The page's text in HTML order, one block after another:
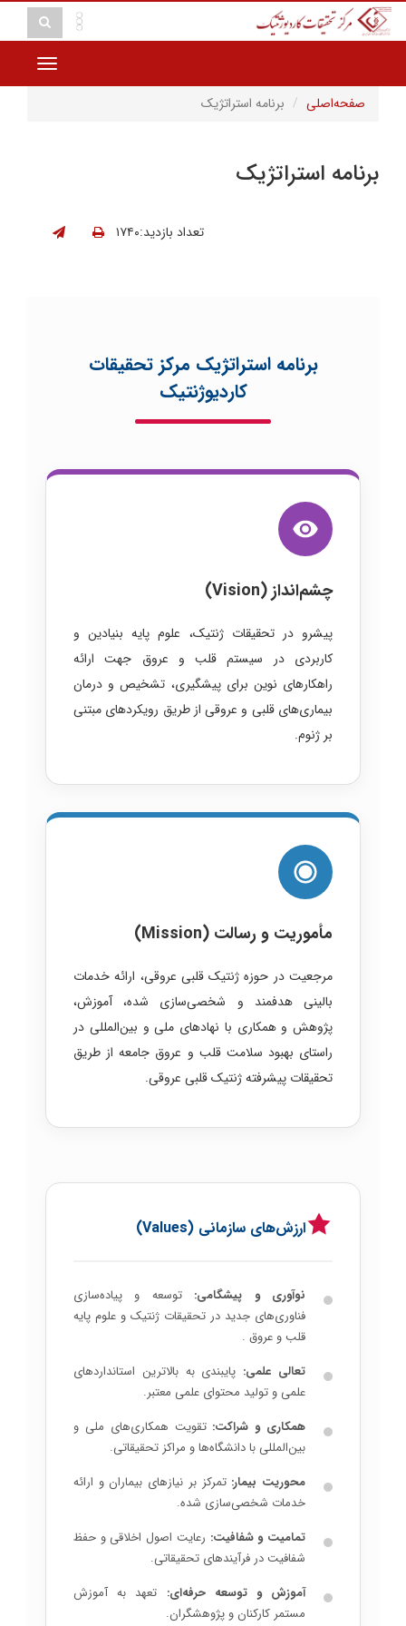
Toggle
صفحه‌اصلی
برنامه استراتژیک
برنامه استراتژیک
تعداد بازدید:۱۷۴۰
برنامه استراتژیک مرکز تحقیقات
کاردیوژنتیک
چشم‌انداز (Vision)
پیشرو در تحقیقات ژنتیک، علوم پایه بنیادین و
کاربردی در سیستم قلب و عروق جهت ارائه
راهکارهای نوین برای پیشگیری، تشخیص و درمان
بیماری‌های قلبی و عروقی از طریق رویکردهای مبتنی
بر ژنوم.
مأموریت و رسالت (Mission)
مرجعیت در حوزه ژنتیک قلبی عروقی، ارائه خدمات
بالینی هدفمند و شخصی‌سازی شده، آموزش،
پژوهش و همکاری با نهادهای ملی و بین‌المللی در
راستای بهبود سلامت قلب و عروق جامعه از طریق
تحقیقات پیشرفته ژنتیک قلبی عروقی.
ارزش‌های سازمانی (Values)
نوآوری و پیشگامی: توسعه و پیاده‌سازی
فناوری‌های جدید در تحقیقات ژنتیک و علوم پایه
قلب و عروق .
تعالی علمی: پایبندی به بالاترین استانداردهای
علمی و تولید محتوای علمی معتبر.
همکاری و شراکت: تقویت همکاری‌های ملی و
بین‌المللی با دانشگاه‌ها و مراکز تحقیقاتی.
محوریت بیمار: تمرکز بر نیازهای بیماران و ارائه
خدمات شخصی‌سازی شده.
تمامیت و شفافیت: رعایت اصول اخلاقی و حفظ
شفافیت در فرآیندهای تحقیقاتی.
آموزش و توسعه حرفه‌ای: تعهد به آموزش
مستمر کارکنان و پژوهشگران.